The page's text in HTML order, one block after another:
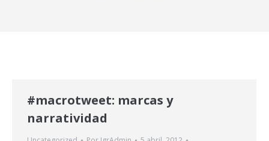
#macrotweet: marcas y
narratividad